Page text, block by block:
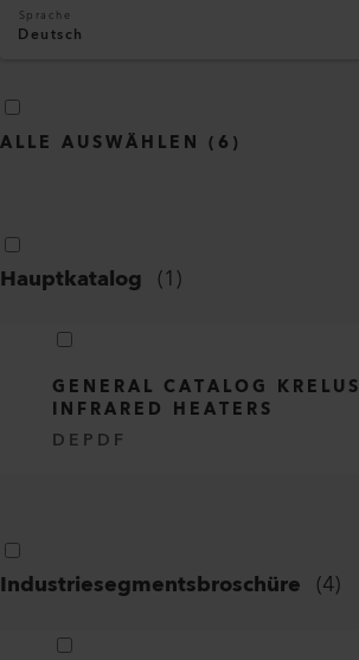
Sprache
Deutsch
ALLE AUSWÄHLEN ( 6 )
Hauptkatalog (1)
GENERAL CATALOG KRELUS
INFRARED HEATERS
DE PDF
Industriesegmentsbroschüre (4)